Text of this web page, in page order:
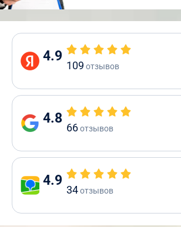
4.9
109 отзывов
4.8
66отзывов
4.9
34отзывов